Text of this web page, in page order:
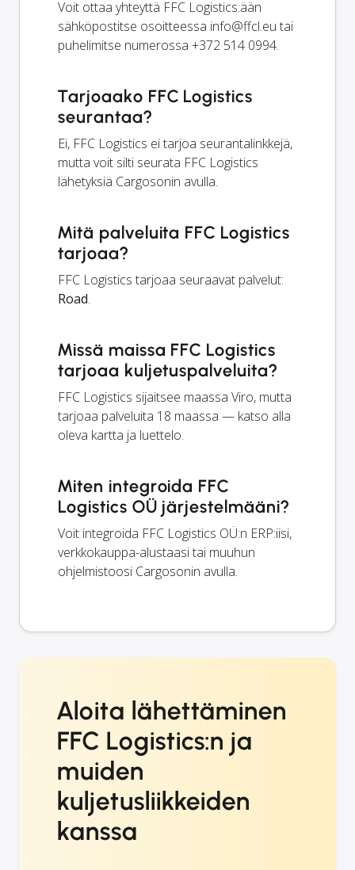
Voit ottaa yhteyttä FFC Logistics:ään
sähköpostitse osoitteessa info@ffcl.eu tai
puhelimitse numerossa +372 514 0994.
Tarjoaako FFC Logistics
seurantaa?
Ei, FFC Logistics ei tarjoa seurantalinkkejä,
mutta voit silti seurata FFC Logistics
lähetyksiä Cargosonin avulla.
Mitä palveluita FFC Logistics
tarjoaa?
FFC Logistics tarjoaa seuraavat palvelut:
Road.
Missä maissa FFC Logistics
tarjoaa kuljetuspalveluita?
FFC Logistics sijaitsee maassa Viro, mutta
tarjoaa palveluita 18 maassa — katso alla
oleva kartta ja luettelo.
Miten integroida FFC
Logistics OÜ järjestelmääni?
Voit integroida FFC Logistics OÜ:n ERP:iisi,
verkkokauppa-alustaasi tai muuhun
ohjelmistoosi Cargosonin avulla.
Aloita lähettäminen
FFC Logistics:n ja
muiden
kuljetusliikkeiden
kanssa